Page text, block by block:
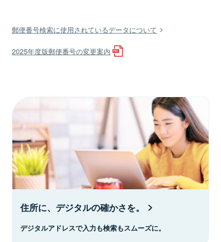
郵便番号検索に使用されているデータについて
2025年度版郵便番号の変更案内
住所に、デジタルの確かさを。
デジタルアドレスで入力も検索もスムーズに。